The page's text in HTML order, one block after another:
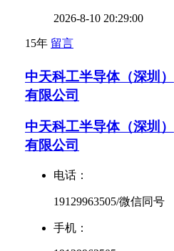
2026-8-10 20:29:00
15年 留言
中天科工半导体（深圳）
有限公司
中天科工半导体（深圳）
有限公司
电话：
19129963505/微信同号
手机：